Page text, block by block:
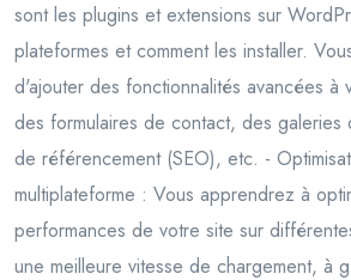
sont les plugins et extensions sur
plateformes et comment les installer.
d'ajouter des fonctionnalités avancées à
des formulaires de contact, des galeries
de référencement (SEO), etc. -
multiplateforme : Vous apprendrez à
performances de votre site sur
une meilleure vitesse de chargement, à